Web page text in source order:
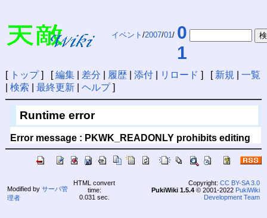
イベント /2007/01/ 0
1
[ トップ] [編集| 差分 履歴| 添付| リロード ] [ 新規
一覧
検索 最終更新| ヘルプ]
Runtime error
Error message : PKWK_READONLY prohibits editing
Modified by サーバ管
理者
HTML convert
time:
0.031 sec.
Copyright: CC BY-SA 3.0
PukiWiki 1.5.4© 2001-2022 PukiWiki
Development Team